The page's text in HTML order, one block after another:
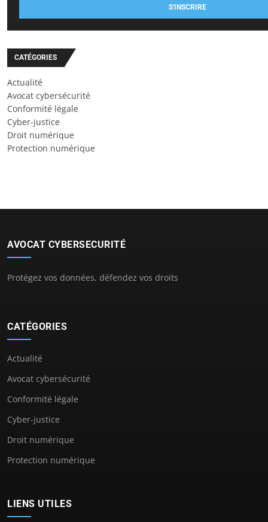
S'INSCRIRE
CATÉGORIES
Actualité
Avocat cybersécurité
Conformité légale
Cyber-justice
Droit numérique
Protection numérique
AVOCAT CYBERSECURITÉ
Protégez vos données, défendez vos droits
CATÉGORIES
Actualité
Avocat cybersécurité
Conformité légale
Cyber-justice
Droit numérique
Protection numérique
LIENS UTILES